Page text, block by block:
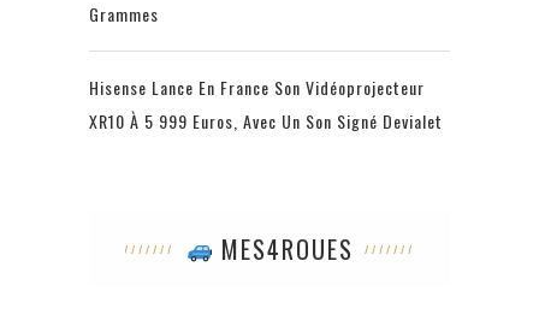
Grammes
Hisense Lance En France Son Vidéoprojecteur
XR10 À 5 999 Euros, Avec Un Son Signé Devialet
MES4ROUES